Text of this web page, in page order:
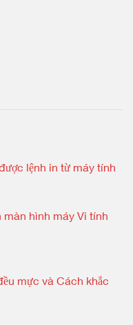
lệnh in từ máy tính
màn hình máy Vi tính
mực và Cách khắc